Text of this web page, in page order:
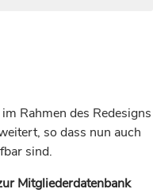
Rahmen des Redesigns
so dass nun auch
sind.
Mitgliederdatenbank